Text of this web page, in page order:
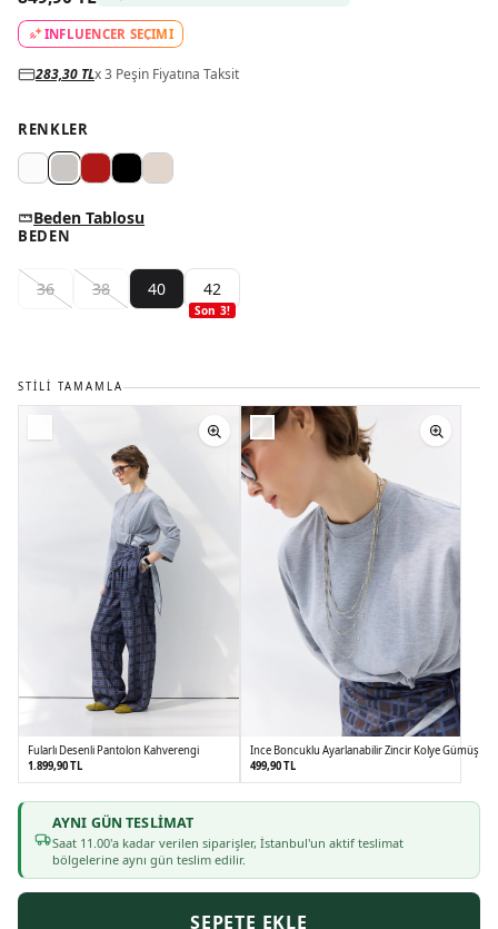
INFLUENCER SEÇİMİ
283,30 TLx 3 Peşin Fiyatına Taksit
RENKLER
Beden Tablosu
BEDEN
36 38 40 42
Son 3!
STILI TAMAMLA
Fularlı Desenli Pantolon Kahverengi
1.899,90 TL
36 38 40
İnce Boncuklu Ayarlanabilir Zincir Kolye Gümüş
499,90 TL
AYNI GÜN TESLIMAT
Saat 11 .00'a kadar verilen siparişler, İstanbul'un aktif teslimat
bölgelerine aynı gün teslim edilir.
SEPETE EKLE